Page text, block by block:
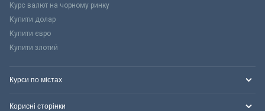
Курс валют на чорному ринку
Купити долар
Купити євро
Купити злотий
Курси по містах
Корисні сторінки